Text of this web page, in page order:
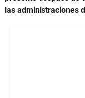
las administraciones